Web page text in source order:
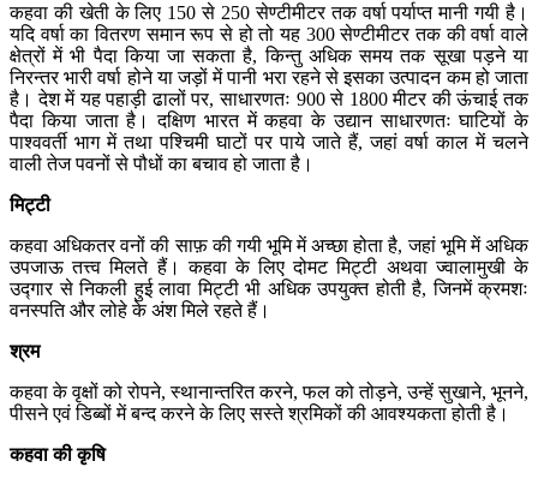
कहवा की खेती के लिए 150 से 250 सेण्टीमीटर तक वर्षा पर्याप्त मानी गयी है।
यदि वर्षा का वितरण समान रूप से हो तो यह 300 सेण्टीमीटर तक की वर्षा वाले
क्षेत्रों में भी पैदा किया जा सकता है, किन्तु अधिक समय तक सूखा पड़ने या
निरन्तर भारी वर्षा होने या जड़ों में पानी भरा रहने से इसका उत्पादन कम हो जाता
है। देश में यह पहाड़ी ढालों पर, साधारणतः 900 से 1800 मीटर की ऊंचाई तक
पैदा किया जाता है। दक्षिण भारत में कहवा के उद्यान साधारणतः घाटियों के
पाश्ववर्ती भाग में तथा पश्चिमी घाटों पर पाये जाते हैं, जहां वर्षा काल में चलने
वाली तेज पवनों से पौधों का बचाव हो जाता है।
मिट्टी
कहवा अधिकतर वनों की साफ़ की गयी भूमि में अच्छा होता है, जहां भूमि में अधिक
उपजाऊ तत्त्व मिलते हैं। कहवा के लिए दोमट मिट्टी अथवा ज्वालामुखी के
उद्गार से निकली हुई लावा मिट्टी भी अधिक उपयुक्त होती है, जिनमें क्रमशः
वनस्पति और लोहे के अंश मिले रहते हैं।
श्रम
कहवा के वृक्षों को रोपने, स्थानान्तरित करने, फल को तोड़ने, उन्हें सुखाने, भूनने,
पीसने एवं डिब्बों में बन्द करने के लिए सस्ते श्रमिकों की आवश्यकता होती है।
कहवा की कृषि